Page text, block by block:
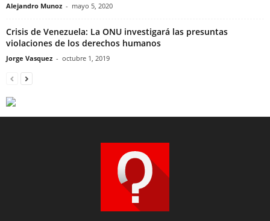
Alejandro Munoz - mayo 5, 2020
Crisis de Venezuela: La ONU investigará las presuntas
violaciones de los derechos humanos
Jorge Vasquez - octubre 1, 2019